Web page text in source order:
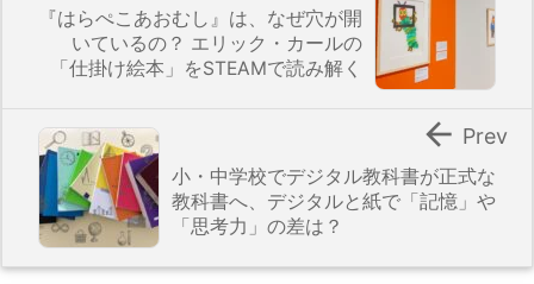
『はらぺこあおむし』は、なぜ穴が開
いているの？ エリック・カールの
「仕掛け絵本」をSTEAMで読み解く
小・中学校でデジタル教科書が正式な
教科書へ、デジタルと紙で「記憶」や
「思考力」の差は？
 Prev